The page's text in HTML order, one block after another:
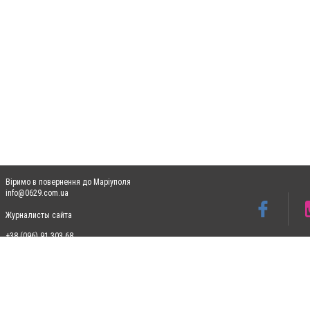
Віримо в повернення до Маріуполя
info@0629.com.ua
Журналисты сайта
+38 (096) 91 303 68